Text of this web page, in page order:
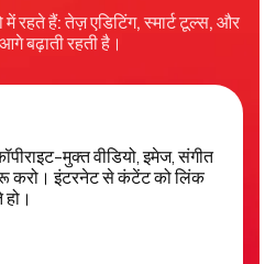
रहते हैं: तेज़ एडिटिंग, स्मार्ट टूल्स, और
बढ़ाती रहती है।
मुक्त वीडियो, इमेज, संगीत
करो। इंटरनेट से कंटेंट को लिंक